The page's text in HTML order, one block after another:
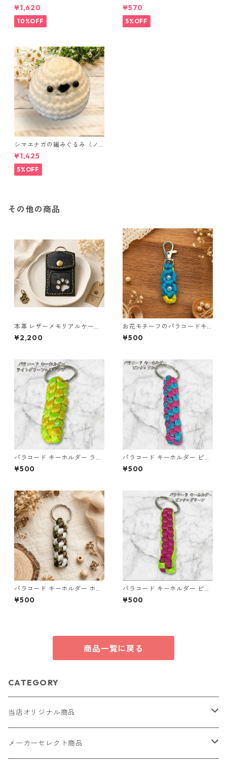
ニポーチ(カード収納にも) ３
点セット さくらんぼ柄×淡いピ
ンク
¥1,620
10%OFF
セット
¥570
5%OFF
シマエナガの編みぐるみ（ノ
ーマル）
¥1,425
5%OFF
その他の商品
本革 レザーメモリアルケース
黒 クリア窓 肉球 ペット遺毛ケ
ース ハンドメイド
¥2,200
お花モチーフのパラコードキ
ーホルダー ブルー×イエロー
ハンドメイド 国産 本革 ヌメ革
¥500
パラコード キーホルダー ライ
トグリーン イエロー 編み込み
s26
¥500
パラコード キーホルダー ピン
ク ブルー 編み込み s38 アウト
ドア
¥500
パラコード キーホルダー ホワ
イト× グリーン・ブラウン ハ
ンドメイド 国産 本革 ヌメ革
¥500
パラコード キーホルダー ピン
ク グリーン 編み込み s30
¥500
商品一覧に戻る
CATEGORY
当店オリジナル商品
レザー（革）
メーカーセレクト商品